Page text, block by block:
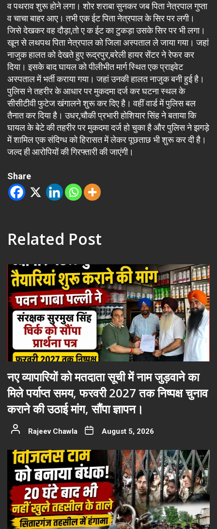
व पथराव शुरू होने लगा। शोर शराबा सुनकर जब पिता नेत्रपाल गुप्ता
व चाचा बाहर आए। तभी एक ईट पिता नेत्रपाल के सिर पर लगी।
जिसे देखकर वह दौड़ा,तो ए क ईट का टुकड़ा उसके सिर पर भी लगा।
खून से लथपथ पिता नेत्रपाल को जिला अस्पताल ले जाया गया। जहां
नाजुक हालत को देखते हुए रूद्रपुर,बरेली हायर सेंटर ने रेफर कर
दिया। इसके बाद घायल को पीलीभीत मार्ग स्थित एक प्राइवेट
अस्पताल में भर्ती कराया गया। जहां उनकी हालत नाजुक बनी हुई है।
पुलिस ने तहरीर के आधार पर मुकदमा दर्ज कर घटना स्थल के
सीसीटीवी फुटेज खंगालने शुरू कर दिए है। वहीं वार्ड में पुलिस बल
तैनात कर दिया है। उधर,चौकी प्रभारी होशियार सिंह ने बताया कि
घायल के बेटे की तहरीर पर मुकदमा दर्ज हो चुका है और पुलिस ने झगड़े
में शामिल एक संदिग्ध को हिरासत में लेकर पूछताछ भी शुरू कर दी है।
जल्द ही आरोपियों की गिरफ्तारी की जाएंगी।
Share
Related Post
नए व्यापारियों को मतदाता सूची में नाम जुड़वाने का
मिले पर्याप्त समय, फरवरी 2027 तक निष्पक्ष चुनाव
कराने की उठाई मांग, सौंपा ज्ञापन।
Rajeev Chawla August 5, 2026